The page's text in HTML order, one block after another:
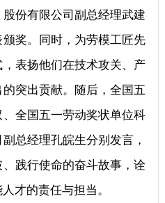
份有限公司副总经理武建
奖。同时，为劳模工匠先
表扬他们在技术攻关、产
突出贡献。随后，全国五
全国五一劳动奖状单位科
总经理孔皖生分别发言，
践行使命的奋斗故事，诠
才的责任与担当。